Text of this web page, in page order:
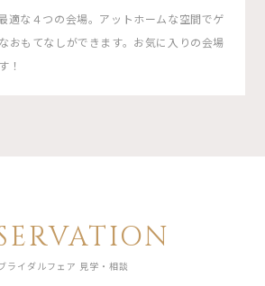
適な４つの会場。アットホームな空間でゲ
おもてなしができます。お気に入りの会場
！
ライダルフェア 見学・相談